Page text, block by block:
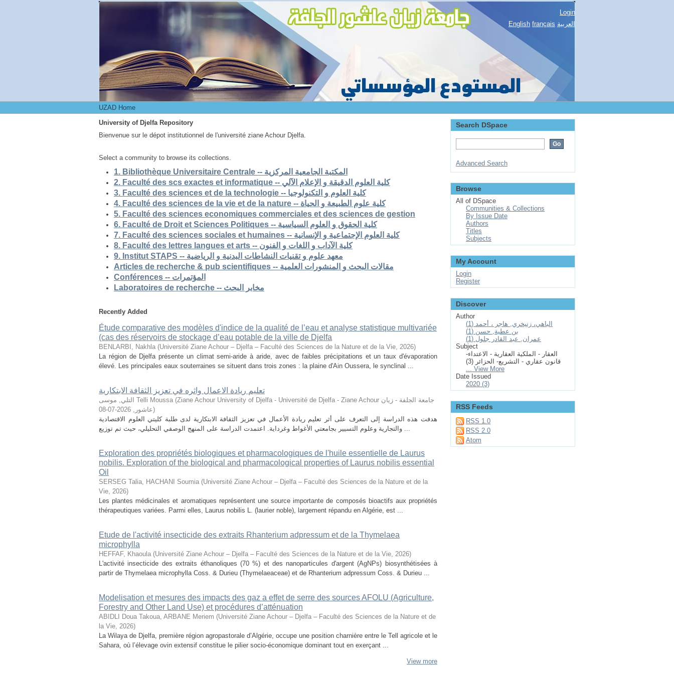
UZAD Home
Login
English français العربية
UZAD Home
University of Djelfa Repository
Bienvenue sur le dépot institutionnel de l'université ziane Achour Djelfa.
Select a community to browse its collections.
1. Bibliothèque Universitaire Centrale -- المكتبة الجامعية المركزية
2. Faculté des scs exactes et informatique -- كلية العلوم الدقيقة و الإعلام الآلي
3. Faculté des sciences et de la technologie -- كلية العلوم و التكنولوجيا
4. Faculté des sciences de la vie et de la nature -- كلية علوم الطبيعة و الحياة
5. Faculté des sciences economiques commerciales et des sciences de gestion
6. Faculté de Droit et Sciences Politiques -- كلية الحقوق و العلوم السياسية
7. Faculté des sciences sociales et humaines -- كلية العلوم الإجتماعية و الإنسانية
8. Faculté des lettres langues et arts -- كلية الآداب و اللغات و الفنون
9. Institut STAPS -- معهد علوم و تقنيات النشاطات البدنية و الرياضية
Articles de recherche & pub scientifiques -- مقالات البحث و المنشورات العلمية
Conférences -- المؤتمرات
Laboratoires de recherche -- مخابر البحث
Recently Added
Étude comparative des modèles d'indice de la qualité de l’eau et analyse statistique multivariée
(cas des réservoirs de stockage d’eau potable de la ville de Djelfa
BENLARBI, Nakhla (Université Ziane Achour – Djelfa – Faculté des Sciences de la Nature et de la Vie, 2026)
La région de Djelfa présente un climat semi-aride à aride, avec de faibles précipitations et un taux d'évaporation
élevé. Les principales eaux souterraines se situent dans trois zones : la plaine d'Ain Oussera, le synclinal ...
تعليم ريادة الاعمال واثره في تعزيز الثقافة الابتكارية
التلي, موسى Telli Moussa (Ziane Achour University of Djelfa - Université de Djelfa - Ziane Achour جامعة الجلفة - زيان
عاشور ,
2026-07-08
)
هدفت هذه الدراسة إلى التعرف على أثر تعليم ريادة الأعمال في تعزيز الثقافة الابتكارية لدى طلبة كليتي العلوم الاقتصادية
والتجارية وعلوم التسيير بجامعتي الأغواط وغرداية. اعتمدت الدراسة على المنهج الوصفي التحليلي، حيث تم توزيع ...
Exploration des propriétés biologiques et pharmacologiques de l'huile essentielle de Laurus
nobilis. Exploration of the biological and pharmacological properties of Laurus nobilis essential
Oil
SERSEG Talia, HACHANI Soumia (Université Ziane Achour – Djelfa – Faculté des Sciences de la Nature et de la
Vie, 2026)
Les plantes médicinales et aromatiques représentent une source importante de composés bioactifs aux propriétés
thérapeutiques variées. Parmi elles, Laurus nobilis L. (laurier noble), largement répandu en Algérie, est ...
Etude de l'activité insecticide des extraits Rhanterium adpressum et de la Thymelaea
microphylla
HEFFAF, Khaoula (Université Ziane Achour – Djelfa – Faculté des Sciences de la Nature et de la Vie, 2026)
L'activité insecticide des extraits éthanoliques (70 %) et des nanoparticules d'argent (AgNPs) biosynthétisées à
partir de Thymelaea microphylla Coss. & Durieu (Thymelaeaceae) et de Rhanterium adpressum Coss. & Durieu ...
Modelisation et mesures des impacts des gaz a effet de serre des sources AFOLU (Agriculture,
Forestry and Other Land Use) et procédures d’atténuation
ABIDLI Doua Takoua, ARBANE Meriem (Université Ziane Achour – Djelfa – Faculté des Sciences de la Nature et de
la Vie, 2026)
La Wilaya de Djelfa, première région agropastorale d’Algérie, occupe une position charnière entre le Tell agricole et le
Sahara, où l’élevage ovin extensif constitue le pilier socio-économique dominant tout en exerçant ...
View more
Search DSpace
Advanced Search
Browse
All of DSpace
Communities & Collections
By Issue Date
Authors
Titles
Subjects
My Account
Login
Register
Discover
Author
الباهي، زنيخري, هاجر ، أحمد (1)
بن عطية, حسن (1)
عمران, عبد القادر جلول (1)
Subject
العقار - الملكية العقارية - الاعتداء-
قانون عقاري - التشريع- الحزائر (3)
... View More
Date Issued
2020 (3)
RSS Feeds
RSS 1.0
RSS 2.0
Atom